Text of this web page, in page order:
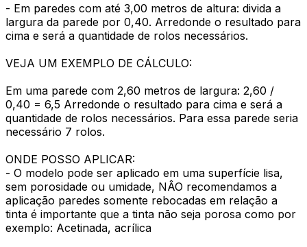
- Em paredes com até 3,00 metros de altura: divida a
largura da parede por 0,40. Arredonde o resultado para
cima e será a quantidade de rolos necessários.
VEJA UM EXEMPLO DE CÁLCULO:
Em uma parede com 2,60 metros de largura: 2,60 /
0,40 = 6,5 Arredonde o resultado para cima e será a
quantidade de rolos necessários. Para essa parede seria
necessário 7 rolos.
ONDE POSSO APLICAR:
- O modelo pode ser aplicado em uma superfície lisa,
sem porosidade ou umidade, NÂO recomendamos a
aplicação paredes somente rebocadas em relação a
tinta é importante que a tinta não seja porosa como por
exemplo: Acetinada, acrílica